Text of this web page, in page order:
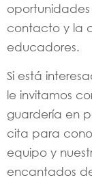
contacto y la
educadores.
Si está
le invitamos
guardería en
cita para
equipo y
encantados